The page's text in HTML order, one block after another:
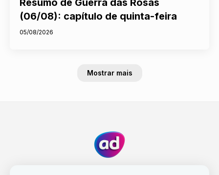
Resumo de Guerra das Rosas
(06/08): capítulo de quinta-feira
05/08/2026
Mostrar mais